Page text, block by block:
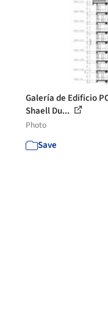
Galería de Edificio
Shaell Du...
Photo
Save